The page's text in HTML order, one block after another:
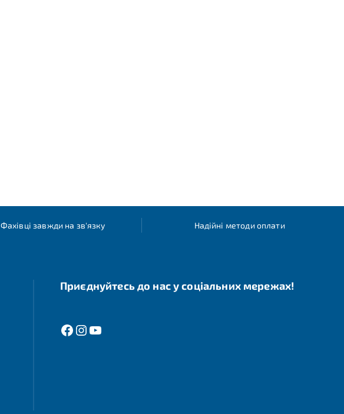
Фахівці завжди на зв'язку Надійні методи оплати
Приєднуйтесь до нас у соціальних мережах!